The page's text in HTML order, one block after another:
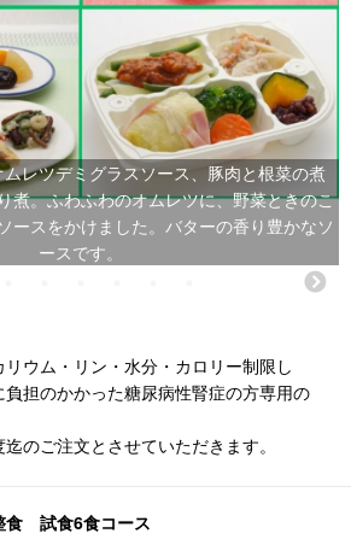
ムレツデミグラスソース、豚肉と根菜の煮
煮。ふわふわのオムレツに、野菜ときのこ
ースをかけました。バターの香り豊かなソ
ースです。
ウム・リン・水分・カロリー制限し
担のかかった糖尿病性腎症の方専用の
のご注文とさせていただきます。
食 試食6食コース